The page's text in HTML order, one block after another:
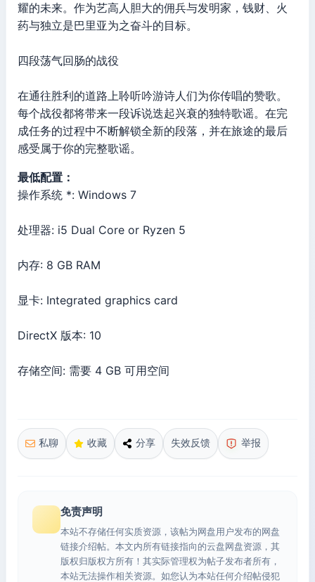
耀的未来。作为艺高人胆大的佣兵与发明家，钱财、火
药与独立是巴里亚为之奋斗的目标。
四段荡气回肠的战役
在通往胜利的道路上聆听吟游诗人们为你传唱的赞歌。
每个战役都将带来一段诉说迭起兴衰的独特歌谣。在完
成任务的过程中不断解锁全新的段落，并在旅途的最后
感受属于你的完整歌谣。
最低配置：
操作系统 *: Windows 7
处理器: i5 Dual Core or Ryzen 5
内存: 8 GB RAM
显卡: Integrated graphics card
DirectX 版本: 10
存储空间: 需要 4 GB 可用空间
私聊 收藏 分享 失效反馈 举报
免责声明
本站不存储任何实质资源，该帖为网盘用户发布的网盘
链接介绍帖。本文内所有链接指向的云盘网盘资源，其
版权归版权方所有！其实际管理权为帖子发布者所有，
本站无法操作相关资源。如您认为本站任何介绍帖侵犯